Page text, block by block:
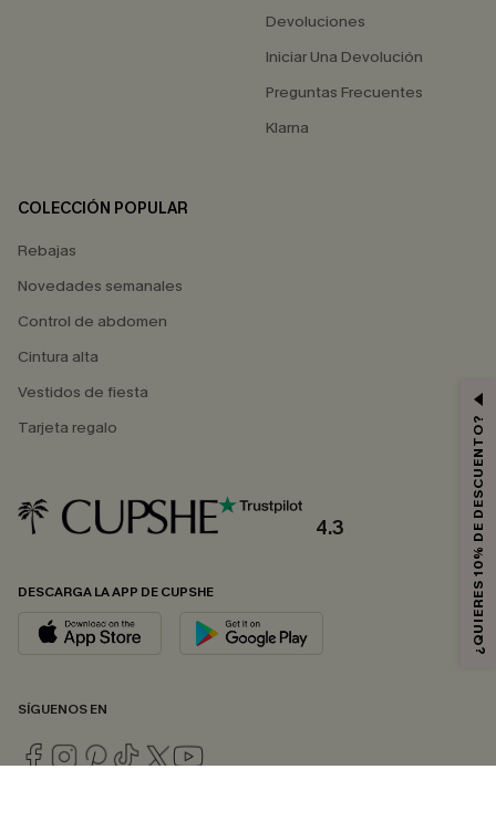
Devoluciones
Iniciar Una Devolución
Preguntas Frecuentes
Klarna
COLECCIÓN POPULAR
Rebajas
Novedades semanales
Control de abdomen
Cintura alta
Vestidos de fiesta
Tarjeta regalo
4.3
DESCARGA LA APP DE CUPSHE
SÍGUENOS EN
¿QUIERES 10% DE DESCUENTO?